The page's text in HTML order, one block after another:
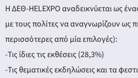
Η ΔΕΘ-HELEXPO αναδεικνύεται ως
με τους πολίτες να αναγνωρίζουν ως
περισσότερες από μία επιλογές):
-Τις ίδιες τις εκθέσεις (28,3%)
-Τις θεματικές εκδηλώσεις και τα